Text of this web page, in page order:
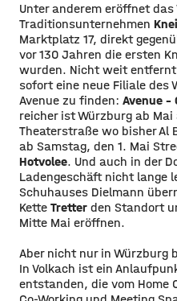
Unter anderem eröffnet das
Traditionsunternehmen
Marktplatz 17, direkt
vor 130 Jahren die ersten
wurden. Nicht weit
sofort eine neue Filiale des
Avenue zu finden: Avenue -
reicher ist Würzburg ab
Theaterstraße wo bisher Al
ab Samstag, den 1. Mai
Hotvolee. Und auch in der
Ladengeschäft nicht lange
Schuhauses Dielmann
Kette Tretter den Standort
Mitte Mai eröffnen.
Aber nicht nur in Würzburg
In Volkach ist ein
entstanden, die vom Home